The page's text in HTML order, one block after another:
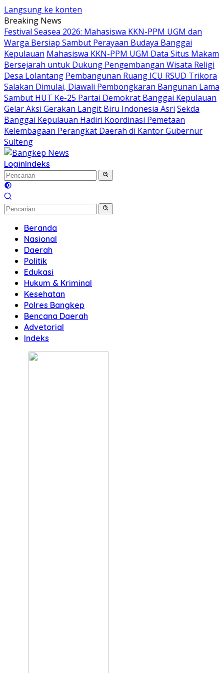
Langsung ke konten
Breaking News
Festival Seasea 2026: Mahasiswa KKN-PPM UGM dan
Warga Bersiap Sambut Perayaan Budaya Banggai
Kepulauan Mahasiswa KKN-PPM UGM Data Situs Makam
Bersejarah untuk Dukung Pengembangan Wisata Religi
Desa Lolantang Pembangunan Ruang ICU RSUD Trikora
Salakan Dimulai, Diawali Pembongkaran Bangunan Lama
Sambut HUT Ke-25 Partai Demokrat Banggai Kepulauan
Gelar Aksi Gerakan Langit Biru Indonesia Asri Sekda
Banggai Kepulauan Hadiri Koordinasi Pemetaan
Kelembagaan Perangkat Daerah di Kantor Gubernur
Sulteng
LoginIndeks
Beranda
Nasional
Daerah
Politik
Edukasi
Hukum & Kriminal
Kesehatan
Polres Bangkep
Bencana Daerah
Advetorial
Indeks